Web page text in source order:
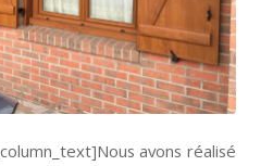
avons réalisé